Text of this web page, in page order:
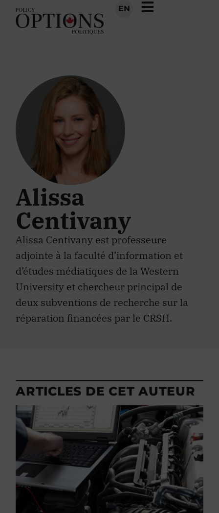
EN
Alissa
Centivany
Alissa Centivany est professeure
adjointe à la faculté d’information et
d’études médiatiques de la Western
University et chercheur principal de
deux subventions de recherche sur la
réparation financées par le CRSH.
ARTICLES DE CET AUTEUR